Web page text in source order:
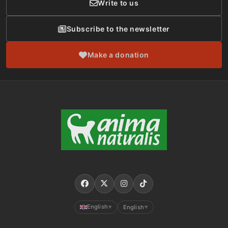
Write to us
Subscribe to the newsletter
Make a donation
English ▼ English ▼